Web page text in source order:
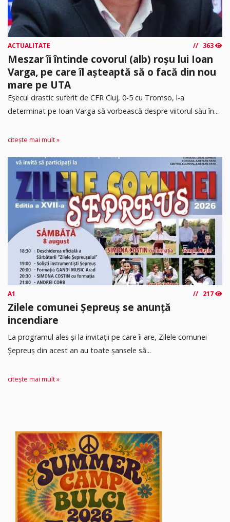
ACTUALITATE 363
Meszar îi întinde covorul (alb) roșu lui Ioan
Varga, pe care îl așteaptă să o facă din nou
mare pe UTA
Eșecul drastic suferit de CFR Cluj, 0-5 cu Tromso, l-a
determinat pe Ioan Varga să vorbească despre viitorul său în...
citește mai mult »
A1 217
Zilele comunei Șepreuș se anunță
incendiare
La programul ales și la invitații pe care îi are, Zilele comunei
Șepreuș din acest an au toate șansele să...
citește mai mult »